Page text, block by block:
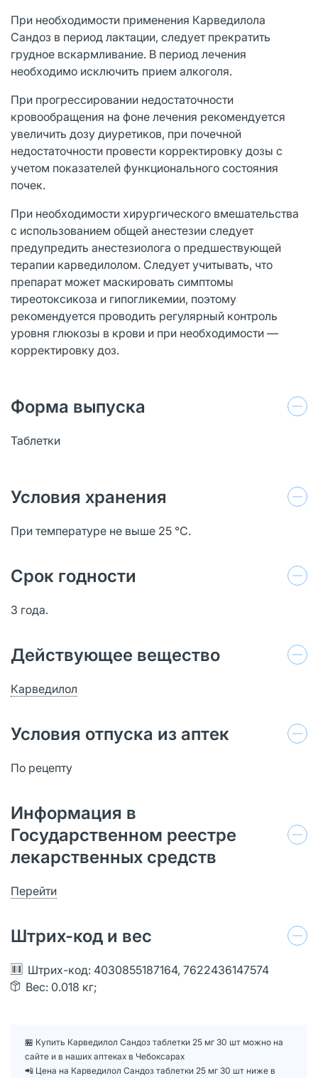
При необходимости применения Карведилола
Сандоз в период лактации, следует прекратить
грудное вскармливание. В период лечения
необходимо исключить прием алкоголя.
При прогрессировании недостаточности
кровообращения на фоне лечения рекомендуется
увеличить дозу диуретиков, при почечной
недостаточности провести корректировку дозы с
учетом показателей функционального состояния
почек.
При необходимости хирургического вмешательства
с использованием общей анестезии следует
предупредить анестезиолога о предшествующей
терапии карведилолом. Следует учитывать, что
препарат может маскировать симптомы
тиреотоксикоза и гипогликемии, поэтому
рекомендуется проводить регулярный контроль
уровня глюкозы в крови и при необходимости —
корректировку доз.
Форма выпуска
Таблетки
Условия хранения
При температуре не выше 25 °C.
Срок годности
3 года.
Действующее вещество
Карведилол
Условия отпуска из аптек
По рецепту
Информация в
Государственном реестре
лекарственных средств
Перейти
Штрих-код и вес
Штрих-код: 4030855187164, 7622436147574
Вес: 0.018 кг;
🏪 Купить Карведилол Сандоз таблетки 25 мг 30 шт можно на
сайте и в наших аптеках в Чебоксарах
📲 Цена на Карведилол Сандоз таблетки 25 мг 30 шт ниже в